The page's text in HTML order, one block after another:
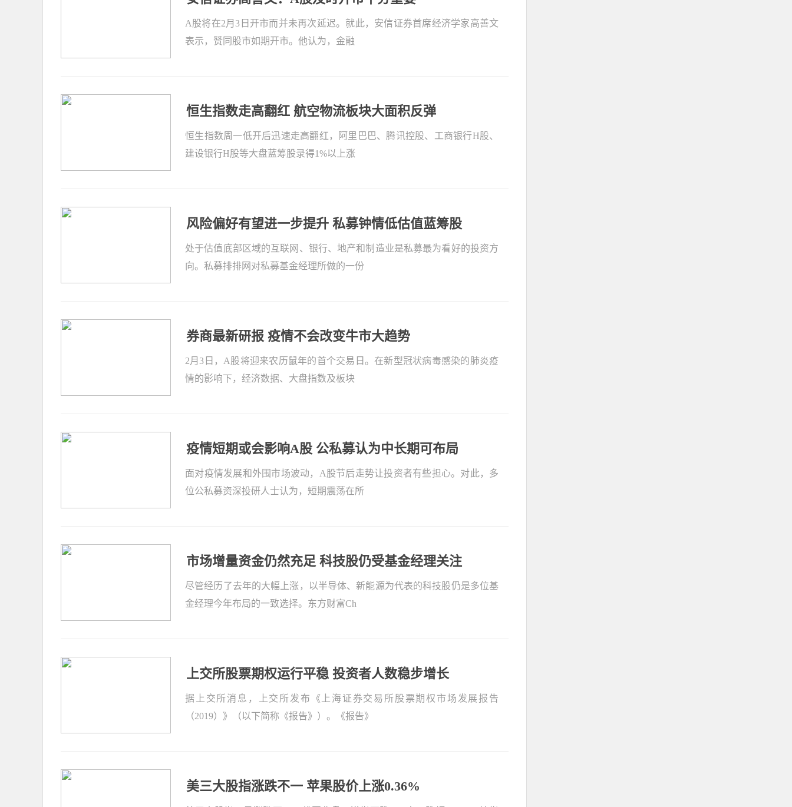
A股将在2月3日开市而并未再次延迟。就此，安信证券首席经济学家高善文
表示，赞同股市如期开市。他认为，金融
恒生指数走高翻红 航空物流板块大面积反弹
恒生指数周一低开后迅速走高翻红，阿里巴巴、腾讯控股、工商银行H股、
建设银行H股等大盘蓝筹股录得1%以上涨
风险偏好有望进一步提升 私募钟情低估值蓝筹股
处于估值底部区域的互联网、银行、地产和制造业是私募最为看好的投资方
向。私募排排网对私募基金经理所做的一份
券商最新研报 疫情不会改变牛市大趋势
2月3日，A股将迎来农历鼠年的首个交易日。在新型冠状病毒感染的肺炎疫
情的影响下，经济数据、大盘指数及板块
疫情短期或会影响A股 公私募认为中长期可布局
面对疫情发展和外围市场波动，A股节后走势让投资者有些担心。对此，多
位公私募资深投研人士认为，短期震荡在所
市场增量资金仍然充足 科技股仍受基金经理关注
尽管经历了去年的大幅上涨，以半导体、新能源为代表的科技股仍是多位基
金经理今年布局的一致选择。东方财富Ch
上交所股票期权运行平稳 投资者人数稳步增长
据上交所消息，上交所发布《上海证券交易所股票期权市场发展报告
（2019）》（以下简称《报告》）。《报告》
美三大股指涨跌不一 苹果股价上涨0.36%